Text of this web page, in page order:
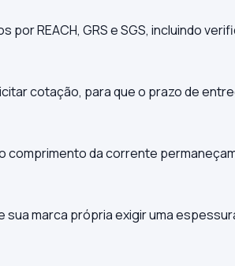
REACH, GRS e SGS, incluindo
cotação, para que o prazo de
comprimento da corrente
marca própria exigir uma